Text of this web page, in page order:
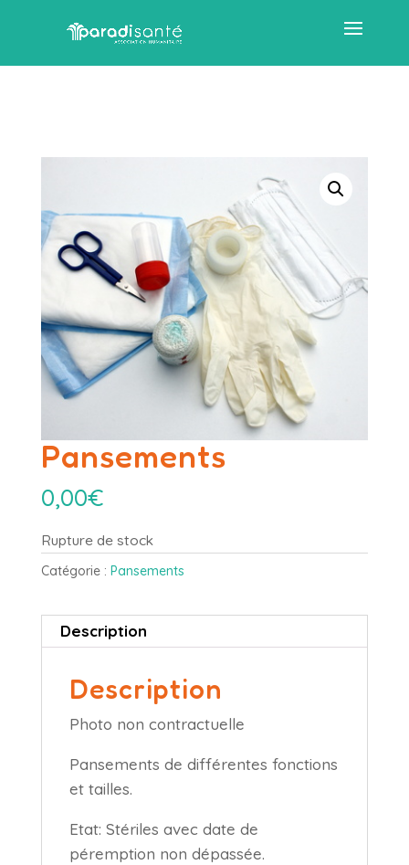
Pansements
0,00€
Rupture de stock
Catégorie : Pansements
Description
Description
Photo non contractuelle
Pansements de différentes fonctions
et tailles.
Etat: Stériles avec date de
péremption non dépassée.